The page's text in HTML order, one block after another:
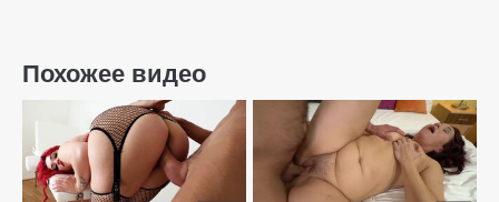
Похожее видео